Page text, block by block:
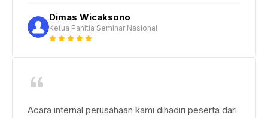
Dimas Wicaksono
Ketua Panitia Seminar Nasional
Acara internal perusahaan kami dihadiri peserta dari